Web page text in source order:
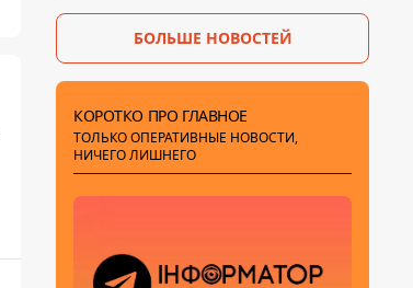
БОЛЬШЕ НОВОСТЕЙ
КОРОТКО ПРО ГЛАВНОЕ
ТОЛЬКО ОПЕРАТИВНЫЕ НОВОСТИ,
НИЧЕГО ЛИШНЕГО